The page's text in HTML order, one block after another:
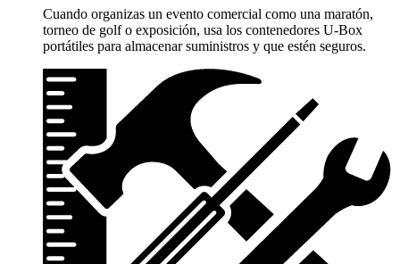
Cuando organizas un evento comercial como una maratón,
torneo de golf o exposición, usa los contenedores U-Box
portátiles para almacenar suministros y que estén seguros.